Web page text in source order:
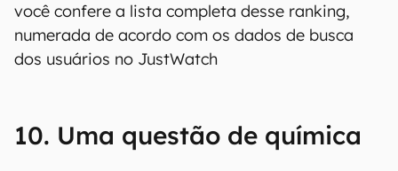
você confere a lista completa desse ranking,
numerada de acordo com os dados de busca
dos usuários no JustWatch
10. Uma questão de química